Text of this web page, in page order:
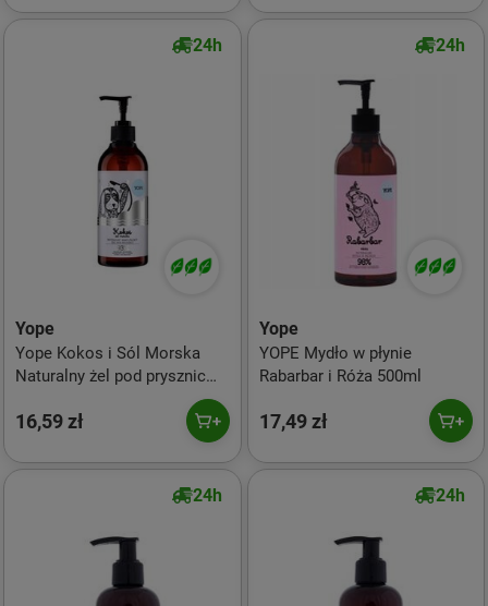
24h
Yope
Yope Kokos i Sól Morska
Naturalny żel pod prysznic
16,59 zł
24h
Yope
YOPE Mydło w płynie
Rabarbar i Róża 500ml
17,49 zł
24h 24h